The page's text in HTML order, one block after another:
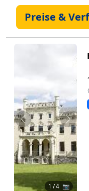
Preise &
Zurück Weiter
1 / 4 📷